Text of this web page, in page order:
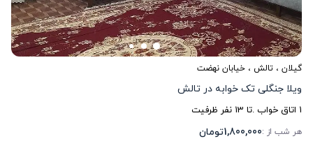
گیلان ، تالش ، خیابان نهضت
ویلا جنگلی تک خوابه در تالش
1 اتاق خواب .تا 13 نفر ظرفیت
هر شب از :1,800,000تومان